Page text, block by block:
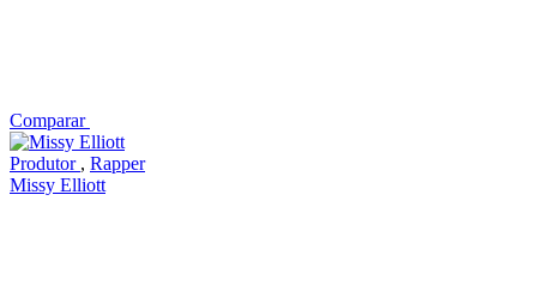
Comparar
Produtor , Rapper
Missy Elliott